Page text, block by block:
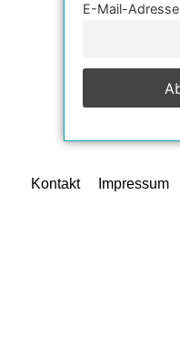
E-Mail-Adresse
Kontakt Impressum